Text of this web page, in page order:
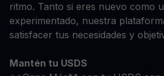
ritmo. Tanto si eres nuevo como
experimentado, nuestra
satisfacer tus necesidades y
Mantén tu USDS